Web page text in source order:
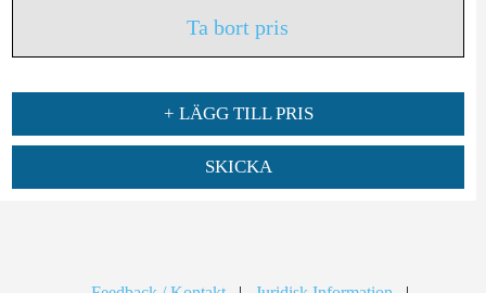
Ta bort pris
+ LÄGG TILL PRIS
SKICKA